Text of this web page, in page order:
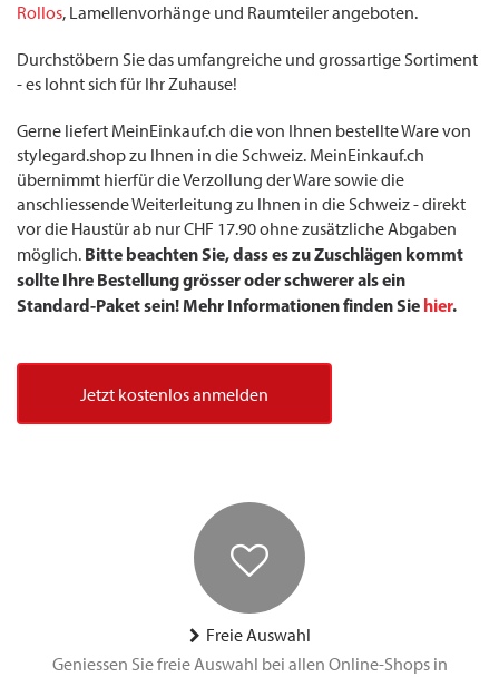
Rollos, Lamellenvorhänge und Raumteiler angeboten.
Durchstöbern Sie das umfangreiche und grossartige Sortiment
- es lohnt sich für Ihr Zuhause!
Gerne liefert MeinEinkauf.ch die von Ihnen bestellte Ware von
stylegard.shop zu Ihnen in die Schweiz. MeinEinkauf.ch
übernimmt hierfür die Verzollung der Ware sowie die
anschliessende Weiterleitung zu Ihnen in die Schweiz - direkt
vor die Haustür ab nur CHF 17.90 ohne zusätzliche Abgaben
möglich. Bitte beachten Sie, dass es zu Zuschlägen kommt
sollte Ihre Bestellung grösser oder schwerer als ein
Standard-Paket sein! Mehr Informationen finden Sie hier.
Jetzt kostenlos anmelden
Freie Auswahl
Geniessen Sie freie Auswahl bei allen Online-Shops in